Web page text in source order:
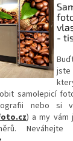
-
samolepicí
nebo si
) a my vám